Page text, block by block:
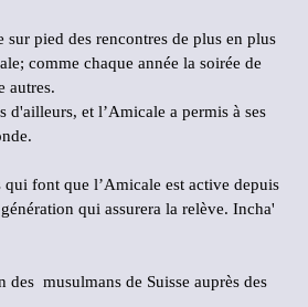
pied des rencontres de plus en plus
comme chaque année la soirée de
autres.
d'ailleurs, et l’Amicale a permis à ses
font que l’Amicale est active depuis
qui assurera la relève. Incha'
des musulmans de Suisse auprès des